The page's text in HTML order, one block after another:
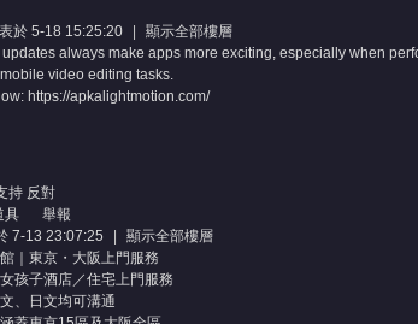
於 5-18 15:25:20
顯示全部樓層
updates always make apps more exciting, especially when
video editing tasks.
https://apkalightmotion.com/
持 反對
具
舉報
7-13 23:07:25
顯示全部樓層
｜東京・大阪上門服務
孩子酒店／住宅上門服務
、日文均可溝通